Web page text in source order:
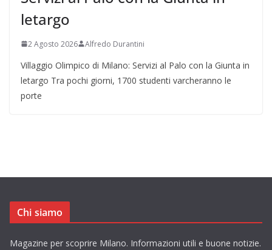
letargo
2 Agosto 2026 Alfredo Durantini
Villaggio Olimpico di Milano: Servizi al Palo con la Giunta in
letargo Tra pochi giorni, 1700 studenti varcheranno le
porte
Chi siamo
Magazine per scoprire Milano. Informazioni utili e buone notizie.